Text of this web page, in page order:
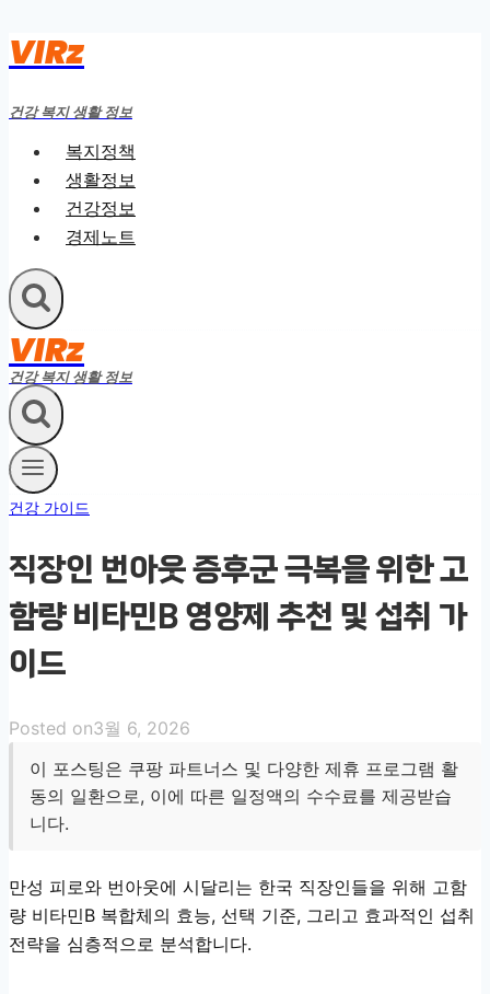
Skip
to
content
VIRz
건강 복지 생활 정보
복지정책
생활정보
건강정보
경제노트
VIRz
건강 복지 생활 정보
건강 가이드
직장인 번아웃 증후군 극복을 위한 고
함량 비타민B 영양제 추천 및 섭취 가
이드
Posted on3월 6, 2026
이 포스팅은 쿠팡 파트너스 및 다양한 제휴 프로그램 활
동의 일환으로, 이에 따른 일정액의 수수료를 제공받습
니다.
만성 피로와 번아웃에 시달리는 한국 직장인들을 위해 고함
량 비타민B 복합체의 효능, 선택 기준, 그리고 효과적인 섭취
전략을 심층적으로 분석합니다.